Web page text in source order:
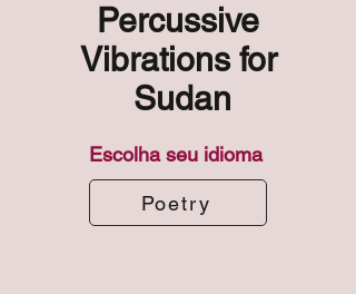
Percussive
Vibrations for
Sudan
Escolha seu idioma
Poetry